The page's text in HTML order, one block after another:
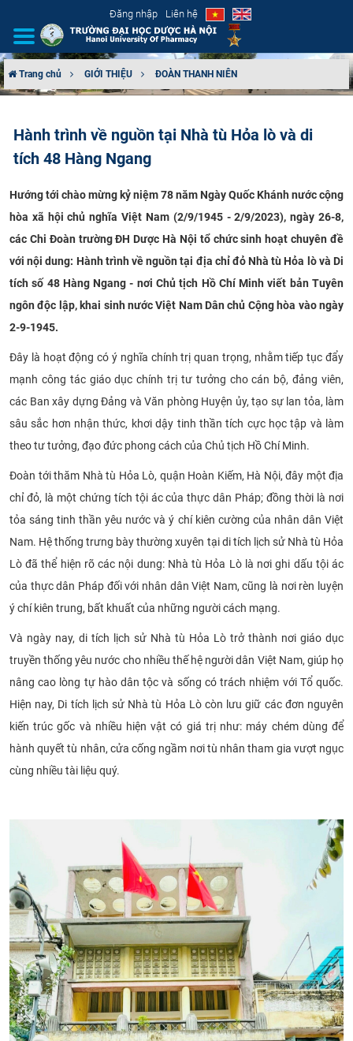
Đăng nhập Liên hệ
CƠ CẤU TỔ CHỨC
ĐÀO TẠO
ĐẢM BẢO CHẤT LƯỢNG
KHOA HỌC CÔNG NGHỆ
HTQT
CỰU NGƯỜI HỌC
Trang chủ GIỚI THIỆU ĐOÀN THANH NIÊN
Hành trình về nguồn tại Nhà tù Hỏa lò và di
tích 48 Hàng Ngang
Hướng tới chào mừng kỷ niệm 78 năm Ngày Quốc Khánh nước cộng
hòa xã hội chủ nghĩa Việt Nam (2/9/1945 - 2/9/2023), ngày 26-8,
các Chi Đoàn trường ĐH Dược Hà Nội tổ chức sinh hoạt chuyên đề
với nội dung: Hành trình về nguồn tại địa chỉ đỏ Nhà tù Hỏa lò và Di
tích số 48 Hàng Ngang - nơi Chủ tịch Hồ Chí Minh viết bản Tuyên
ngôn độc lập, khai sinh nước Việt Nam Dân chủ Cộng hòa vào ngày
2-9-1945.
Đây là hoạt động có ý nghĩa chính trị quan trọng, nhằm tiếp tục đẩy
mạnh công tác giáo dục chính trị tư tưởng cho cán bộ, đảng viên,
các Ban xây dựng Đảng và Văn phòng Huyện ủy, tạo sự lan tỏa, làm
sâu sắc hơn nhận thức, khơi dậy tinh thần tích cực học tập và làm
theo tư tưởng, đạo đức phong cách của Chủ tịch Hồ Chí Minh.
Đoàn tới thăm Nhà tù Hỏa Lò, quận Hoàn Kiếm, Hà Nội, đây một địa
chỉ đỏ, là một chứng tích tội ác của thực dân Pháp; đồng thời là nơi
tỏa sáng tinh thần yêu nước và ý chí kiên cường của nhân dân Việt
Nam. Hệ thống trưng bày thường xuyên tại di tích lịch sử Nhà tù Hỏa
Lò đã thể hiện rõ các nội dung: Nhà tù Hỏa Lò là nơi ghi dấu tội ác
của thực dân Pháp đối với nhân dân Việt Nam, cũng là nơi rèn luyện
ý chí kiên trung, bất khuất của những người cách mạng.
Và ngày nay, di tích lịch sử Nhà tù Hỏa Lò trở thành nơi giáo dục
truyền thống yêu nước cho nhiều thế hệ người dân Việt Nam, giúp họ
nâng cao lòng tự hào dân tộc và sống có trách nhiệm với Tổ quốc.
Hiện nay, Di tích lịch sử Nhà tù Hỏa Lò còn lưu giữ các đơn nguyên
kiến trúc gốc và nhiều hiện vật có giá trị như: máy chém dùng để
hành quyết tù nhân, cửa cống ngầm nơi tù nhân tham gia vượt ngục
cùng nhiều tài liệu quý.